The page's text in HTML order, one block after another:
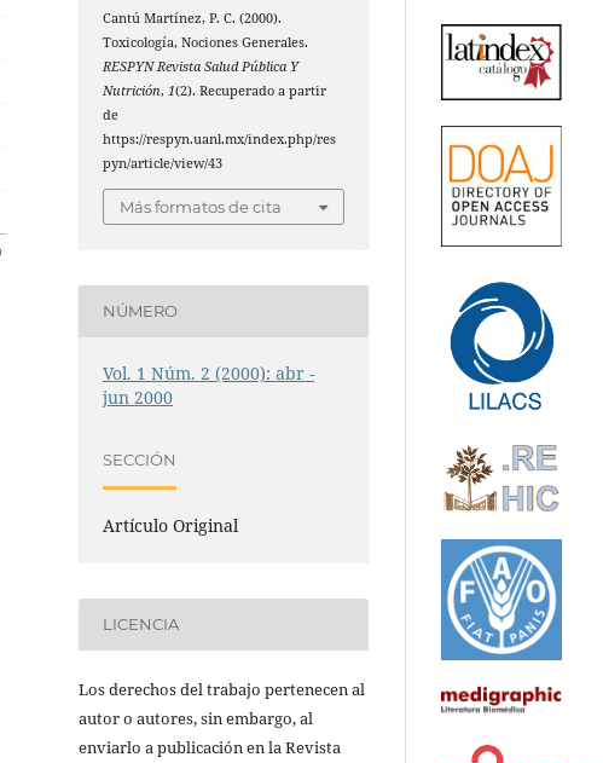
Cantú Martínez, P. C. (2000).
Toxicología, Nociones Generales.
RESPYN Revista Salud Pública Y
Nutrición,1(2). Recuperado a partir
de
https://respyn.uanl.mx/index.php/res
pyn/article/view/43
Más formatos de cita
NÚMERO
Vol. 1 Núm. 2 (2000): abr -
jun 2000
SECCIÓN
Artículo Original
LICENCIA
Los derechos del trabajo pertenecen al
autor o autores, sin embargo, al
enviarlo a publicación en la Revista